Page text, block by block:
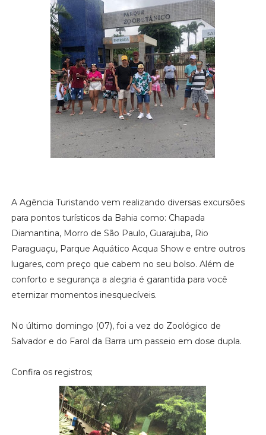
A Agência Turistando vem realizando diversas excursões
para pontos turísticos da Bahia como: Chapada
Diamantina, Morro de São Paulo, Guarajuba, Rio
Paraguaçu, Parque Aquático Acqua Show e entre outros
lugares, com preço que cabem no seu bolso. Além de
conforto e segurança a alegria é garantida para você
eternizar momentos inesquecíveis.
No último domingo (07), foi a vez do Zoológico de
Salvador e do Farol da Barra um passeio em dose dupla.
Confira os registros;